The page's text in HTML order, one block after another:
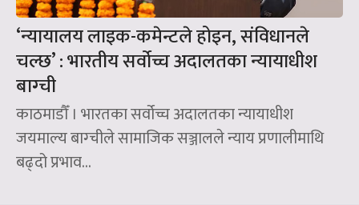
‘न्यायालय लाइक-कमेन्टले होइन, संविधानले
चल्छ’ : भारतीय सर्वोच्च अदालतका न्यायाधीश
बाग्ची
काठमाडौँ । भारतका सर्वोच्च अदालतका न्यायाधीश
जयमाल्य बाग्चीले सामाजिक सञ्जालले न्याय प्रणालीमाथि
बढ्दो प्रभाव...